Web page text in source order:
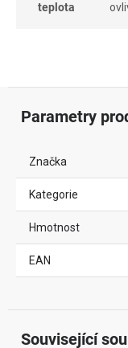
teplota
Parametry
Značka
Kategorie
Hmotnost
EAN
Související